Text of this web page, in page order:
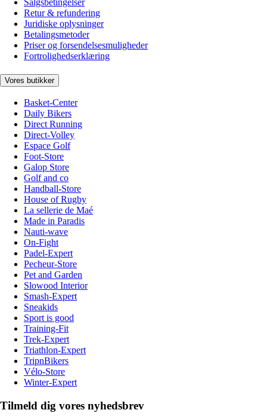
Retur & refundering
Juridiske oplysninger
Betalingsmetoder
Priser og forsendelsesmuligheder
Fortrolighedserklæring
Vores butikker
Basket-Center
Daily Bikers
Direct Running
Direct-Volley
Espace Golf
Foot-Store
Galop Store
Golf and co
Handball-Store
House of Rugby
La sellerie de Maé
Made in Paradis
Nauti-wave
On-Fight
Padel-Expert
Pecheur-Store
Pet and Garden
Slowood Interior
Smash-Expert
Sneakids
Sport is good
Training-Fit
Trek-Expert
Triathlon-Expert
TripnBikers
Vélo-Store
Winter-Expert
Tilmeld dig vores nyhedsbrev